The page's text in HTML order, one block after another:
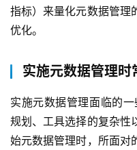
指标）来量化元数据管理
优化。
实施元数据管理时
实施元数据管理面临的
规划、工具选择的复杂性
始元数据管理时，所面对